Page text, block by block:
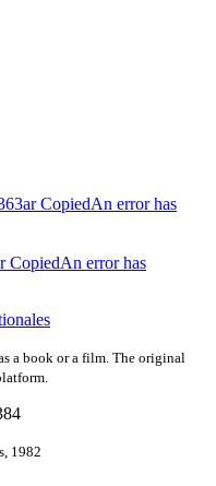
CopiedAn error has
CopiedAn error has
a book or a film. The original
1982